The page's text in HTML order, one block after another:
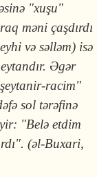
"xuşu"
məni çaşdırdı
və səlləm) isə
Əgər
racim"
sol tərəfinə
"Belə etdim
(əl-Buxari,